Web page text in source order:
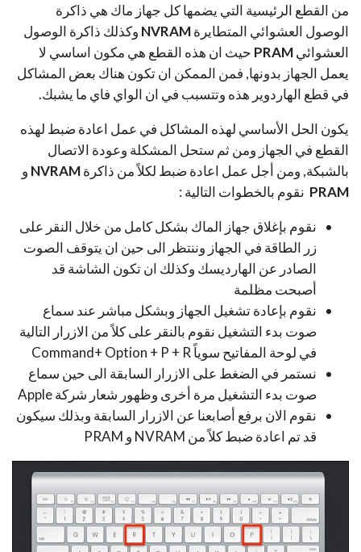
من القطع الرئيسية التي يضمها كل جهاز ماك هي ذاكرة
الوصول العشوائي المتطايرةNVRAM وكذلك ذاكرة الوصول
العشوائيPRAM حيث ان هذه القطع هي مكون اساسي لا
يعمل الجهاز بدونها, فمن الممكن ان تكون هناك بعض المشاكل
في قطع الهاردوير هذه وتتسبب في ان الواي فاي ما يشبك.
يكون الحل الأساسي لهذه المشاكل في عمل اعادة ضبط لهذه
القطع في الجهاز ومن ثم ستحل المشكلة وعودة الاتصال
بالشبكة, ومن أجل عمل اعادة ضبط لكلاً من ذاكرةNVRAM و
PRAM نقوم بالخطوات التالية :
نقوم بإغلاق جهاز الماك بشكل كامل من خلال النقر على
زر الطاقة في الجهاز وننتظر الى حين ان يتوقف الصوت
الصادر عن الهارديسك وكذلك ان تكون الشاشة قد
أصبحت مظلمة
نقوم بإعادة تشغيل الجهاز وبشكل مباشر عند سماع
صوت بدء التشغيل نقوم بالنقر على كلاً من الازرار التالية
في لوحة المفاتيح سوياً Command+ Option + P + R
نستمر في الضغط على الازرار السابقة الى حين سماع
صوت بدء التشغيل مرة أخرى وظهور شعار شركة Apple
نقوم الان برفع أصابعنا عن الازرار السابقة وبذلك سيكون
قد تم اعادة ضبط كلاً من NVRAM و PRAM